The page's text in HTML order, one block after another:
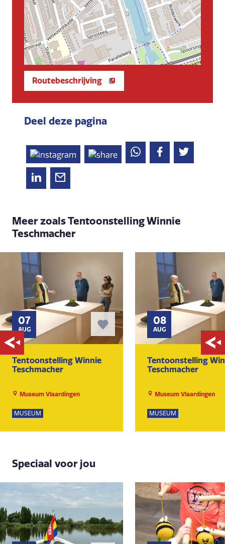
Routebeschrijving
Deel deze pagina
Meer zoals Tentoonstelling Winnie
Teschmacher
07
AUG
Tentoonstelling Winnie
Teschmacher
Museum Vlaardingen
MUSEUM
08
AUG
Tentoonstelling
Teschmacher
Museum Vlaardingen
MUSEUM
Speciaal voor jou